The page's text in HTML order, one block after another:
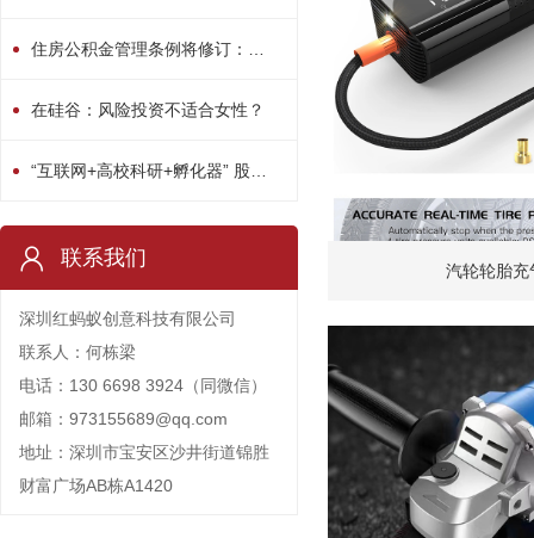
住房公积金管理条例将修订：用途或多元化
在硅谷：风险投资不适合女性？
“互联网+高校科研+孵化器” 股权众筹平台启动
联系我们
深圳红蚂蚁创意科技有限公司
联系人：何栋梁
电话：130 6698 3924（同微信）
邮箱：973155689@qq.com
地址：深圳市宝安区沙井街道锦胜
财富广场AB栋A1420
汽轮轮胎充